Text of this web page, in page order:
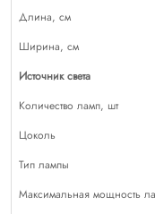
Длина, см
Ширина, см
Источник света
Количество ламп, шт
Цоколь
Тип лампы
Максимальная мощность